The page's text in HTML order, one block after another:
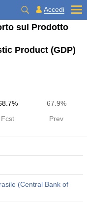
Accedi
sul Prodotto
Product (GDP)
67.9%
Fcst Prev
(Central Bank of